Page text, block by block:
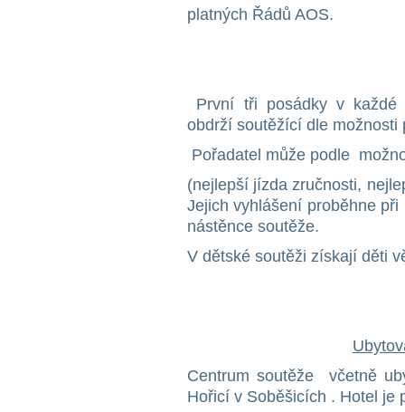
platných Řádů AOS.
První tři posádky v každé
obdrží soutěžící dle možnosti
Pořadatel může podle
(nejlepší jízda zručnosti,
Jejich vyhlášení proběhne
nástěnce soutěže.
V dětské soutěži získají děti
Centrum soutěže včetně
Hořicí v Soběšicích . Hotel je